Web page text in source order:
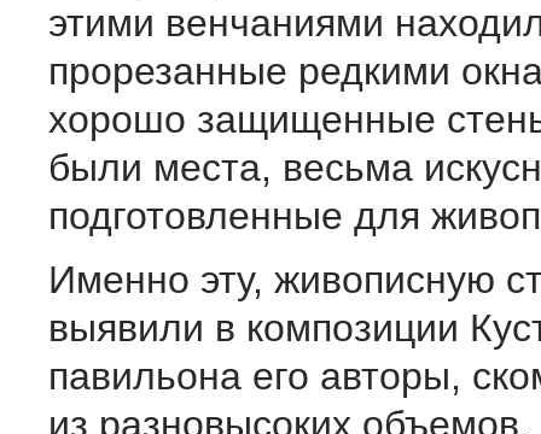
этими венчаниями
прорезанные редкими
хорошо защищенные
были места, весьма
подготовленные для
Именно эту, живописную
выявили в композиции
павильона его авторы,
из разновысоких